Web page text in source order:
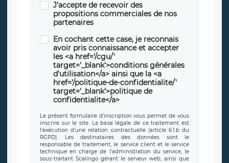
J'accepte de recevoir des
propositions commerciales de nos
partenaires
En cochant cette case, je reconnais
avoir pris connaissance et accepter
les <a href='/cgu/'
target='_blank'>conditions générales
d'utilisation</a> ainsi que la <a
href='/politique-de-confidentialite/'
target='_blank'>politique de
confidentialite</a>
Le présent formulaire d’inscription vous permet de vous
inscrire sur le site. La base légale de ce traitement est
l’exécution d’une relation contractuelle (article 6.1.b du
RGPD). Les destinataires des données sont le
responsable de traitement, le service client et le service
technique en charge de l’administration du service, le
sous-traitant Scalingo gérant le serveur web, ainsi que